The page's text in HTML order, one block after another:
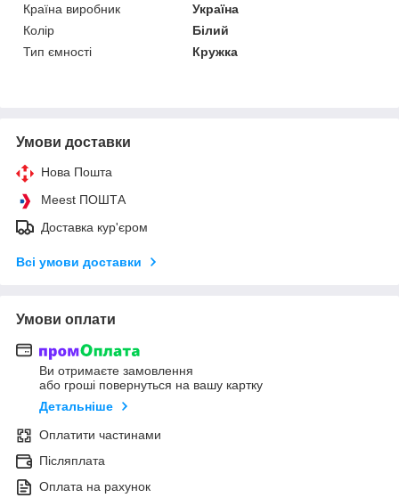
Країна виробник
Україна
Колір
Білий
Тип ємності
Кружка
Умови доставки
Нова Пошта
Meest ПОШТА
Доставка кур'єром
Всі умови доставки
Умови оплати
Ви отримаєте замовлення
або гроші повернуться на вашу картку
Детальніше
Оплатити частинами
Післяплата
Оплата на рахунок